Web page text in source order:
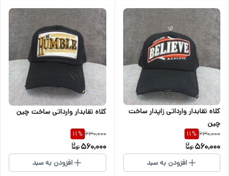
کلاه نقابدار وارداتی زاپدار ساخت
چین
630,000
11%
560,000
افزودن به سبد
کلاه نقابدار وارداتی ساخت چین
630,000
11%
560,000
افزودن به سبد